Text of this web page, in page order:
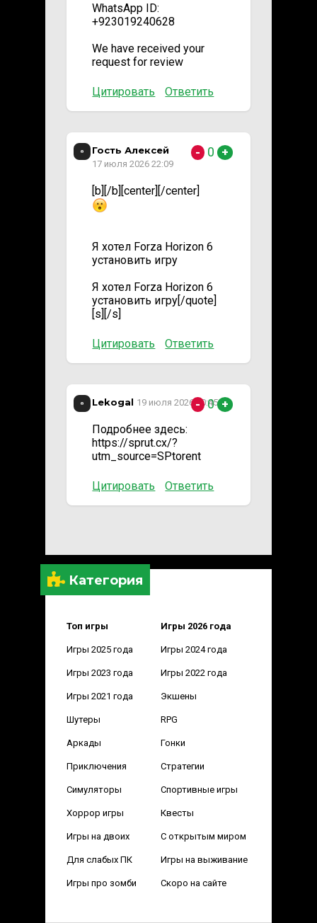
Категория
Топ игры Игры 2026 года
Игры 2025 года Игры 2024 года
Игры 2023 года Игры 2022 года
Игры 2021 года Экшены
Шутеры RPG
Аркады Гонки
Приключения Стратегии
Симуляторы Спортивные игры
Хоррор игры Квесты
Игры на двоих С открытым миром
Для слабых ПК Игры на выживание
Игры про зомби Скоро на сайте
WhatsApp ID:
+923019240628
We have received your
request for review
Цитировать Ответить
Гость Алексей
17 июля 2026 22:09
[b][/b][center][/center]
Я хотел Forza Horizon 6
установить игру
Я хотел Forza Horizon 6
установить игру[/quote]
[s][/s]
Цитировать Ответить
- 0 +
Lekogal 19 июля 2026 20:45
Подробнее здесь:
https://sprut.cx/?
utm_source=SPtorent
Цитировать Ответить
- 0 +